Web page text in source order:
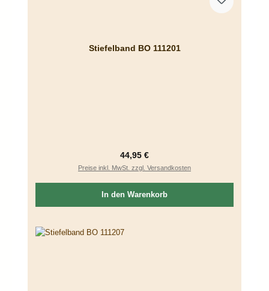
Stiefelband BO 111201
Regulärer Preis:
44,95 €
Preise inkl. MwSt. zzgl. Versandkosten
In den Warenkorb